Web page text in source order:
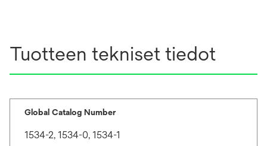
Tuotteen tekniset tiedot
Global Catalog Number
1534-2, 1534-0, 1534-1